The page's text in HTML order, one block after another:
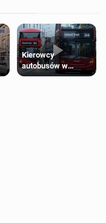
Kierowcy
autobusów w
Londynie